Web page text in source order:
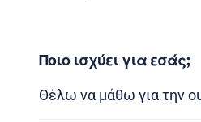
Ποιο ισχύει για εσάς;
Θέλω να μάθω για την